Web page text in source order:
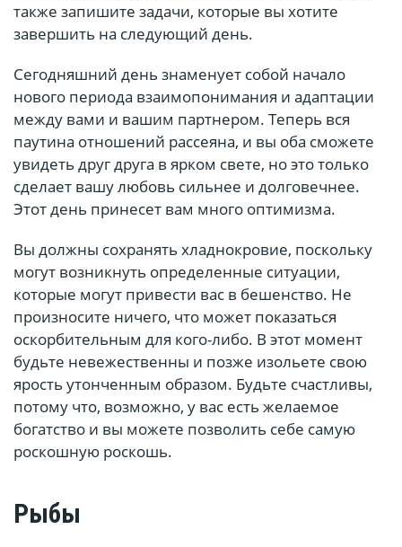
также запишите задачи, которые вы хотите
завершить на следующий день.
Сегодняшний день знаменует собой начало
нового периода взаимопонимания и адаптации
между вами и вашим партнером. Теперь вся
паутина отношений рассеяна, и вы оба сможете
увидеть друг друга в ярком свете, но это только
сделает вашу любовь сильнее и долговечнее.
Этот день принесет вам много оптимизма.
Вы должны сохранять хладнокровие, поскольку
могут возникнуть определенные ситуации,
которые могут привести вас в бешенство. Не
произносите ничего, что может показаться
оскорбительным для кого-либо. В этот момент
будьте невежественны и позже изольете свою
ярость утонченным образом. Будьте счастливы,
потому что, возможно, у вас есть желаемое
богатство и вы можете позволить себе самую
роскошную роскошь.
Рыбы